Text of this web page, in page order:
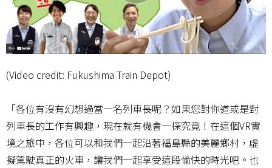
(Video credit: Fukushima Train Depot)
「各位有沒有幻想過當一名列車長呢？如果您對你道或是對
列車長的工作有興趣，現在就有機會一探究竟！在這個VR實
境之旅中，各位可以和我們一起沿著福島縣的美麗鄉村，虛
擬駕駛真正的火車，讓我們一起享受這段愉快的時光吧。也